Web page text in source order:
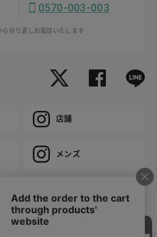
0570-003-003
折り返しお電話いたします
店舗
メンズ
ーポリシー
推奨環境